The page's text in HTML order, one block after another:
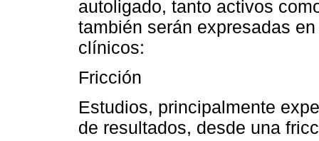
autoligado, tanto activos
también serán expresadas
clínicos:
Fricción
Estudios, principalmente
de resultados, desde una